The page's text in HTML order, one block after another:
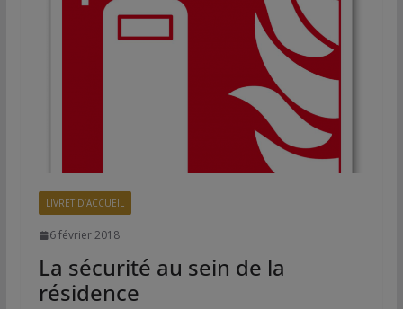
LIVRET D’ACCUEIL
6 février 2018
La sécurité au sein de la
résidence